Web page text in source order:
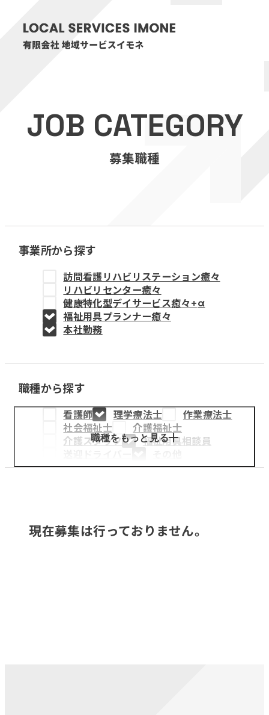
医療・介護事業
訪問看護リハビリステーション癒々
福祉用具プランナー癒々
教育事業
姫路中央こども園
姫路中央保育園
採用情報
医療・介護事業
募集職種
JOB CATEGORY
募集職種
事業所から探す
訪問看護リハビリステーション癒々
リハビリセンター癒々
健康特化型デイサービス癒々+α
福祉用具プランナー癒々
本社勤務
職種から探す
看護師 理学療法士
作業療法士
社会福祉士
介護福祉士
介護スタッフ
福祉用具相談員
職種をもっと見る
現在募集は行っておりません。